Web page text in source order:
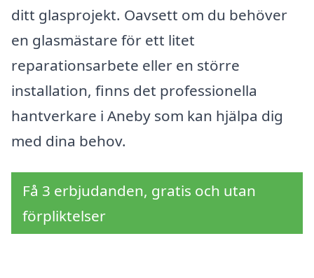
ditt glasprojekt. Oavsett om du behöver
en glasmästare för ett litet
reparationsarbete eller en större
installation, finns det professionella
hantverkare i Aneby som kan hjälpa dig
med dina behov.
Få 3 erbjudanden, gratis och utan
förpliktelser